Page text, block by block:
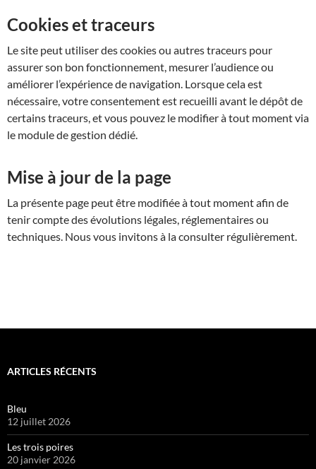
Cookies et traceurs
Le site peut utiliser des cookies ou autres traceurs pour
assurer son bon fonctionnement, mesurer l’audience ou
améliorer l’expérience de navigation. Lorsque cela est
nécessaire, votre consentement est recueilli avant le dépôt de
certains traceurs, et vous pouvez le modifier à tout moment via
le module de gestion dédié.
Mise à jour de la page
La présente page peut être modifiée à tout moment afin de
tenir compte des évolutions légales, réglementaires ou
techniques. Nous vous invitons à la consulter régulièrement.
ARTICLES RÉCENTS
Bleu
12 juillet 2026
Les trois poires
20 janvier 2026